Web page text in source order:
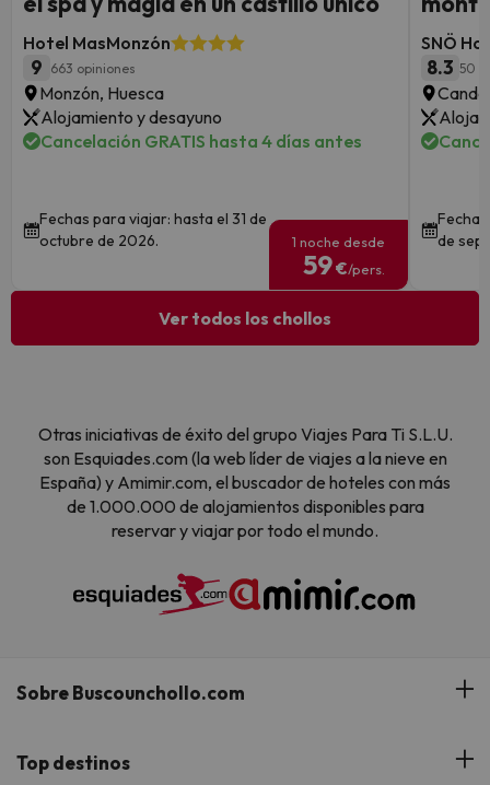
Hotel MasMonzón
9 663 opiniones
Monzón, Huesca
Alojamiento y desayuno
Cancelación GRATIS hasta 4 días antes
Fechas para viajar: hasta el 31 de
octubre de 2026.
1 noche desde
59€/pers.
SNÖ
8.3 50
de
Ver todos los chollos
Otras iniciativas de éxito del grupo Viajes Para Ti S.L.U.
son Esquiades.com (la web líder de viajes a la nieve en
España) y Amimir.com, el buscador de hoteles con más
de 1.000.000 de alojamientos disponibles para
reservar y viajar por todo el mundo.
Sobre Buscounchollo.com
¿Quiénes somos?
Top destinos